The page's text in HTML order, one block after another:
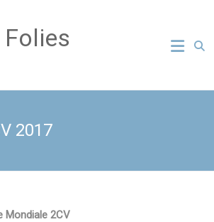
Folies
2017
Mondiale 2CV